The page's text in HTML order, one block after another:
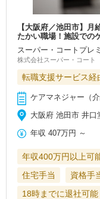
【大阪府／池田市】
たかい職場！施設での
スーパー・コートプレ
株式会社スーパー・コート
転職支援サービス経
ケアマネジャー（
大阪府 池田市 井口
年収 407万円 ～
年収400万円以上可
住宅手当
資格手
18時までに退社可能